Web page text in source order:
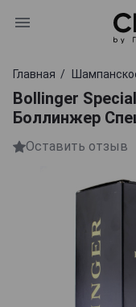
Главная
Bollinger
Боллинжер
Оставить отзыв